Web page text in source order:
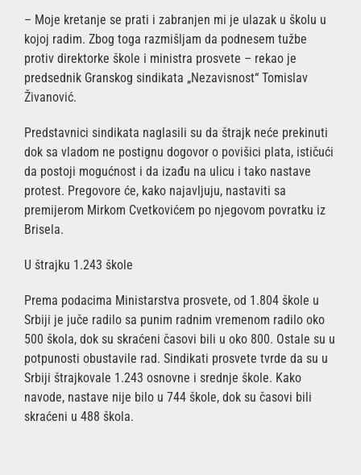
– Moje kretanje se prati i zabranjen mi je ulazak u školu u
kojoj radim. Zbog toga razmišljam da podnesem tužbe
protiv direktorke škole i ministra prosvete – rekao je
predsednik Granskog sindikata „Nezavisnost“ Tomislav
Živanović.
Predstavnici sindikata naglasili su da štrajk neće prekinuti
dok sa vladom ne postignu dogovor o povišici plata, ističući
da postoji mogućnost i da izađu na ulicu i tako nastave
protest. Pregovore će, kako najavljuju, nastaviti sa
premijerom Mirkom Cvetkovićem po njegovom povratku iz
Brisela.
U štrajku 1.243 škole
Prema podacima Ministarstva prosvete, od 1.804 škole u
Srbiji je juče radilo sa punim radnim vremenom radilo oko
500 škola, dok su skraćeni časovi bili u oko 800. Ostale su u
potpunosti obustavile rad. Sindikati prosvete tvrde da su u
Srbiji štrajkovale 1.243 osnovne i srednje škole. Kako
navode, nastave nije bilo u 744 škole, dok su časovi bili
skraćeni u 488 škola.